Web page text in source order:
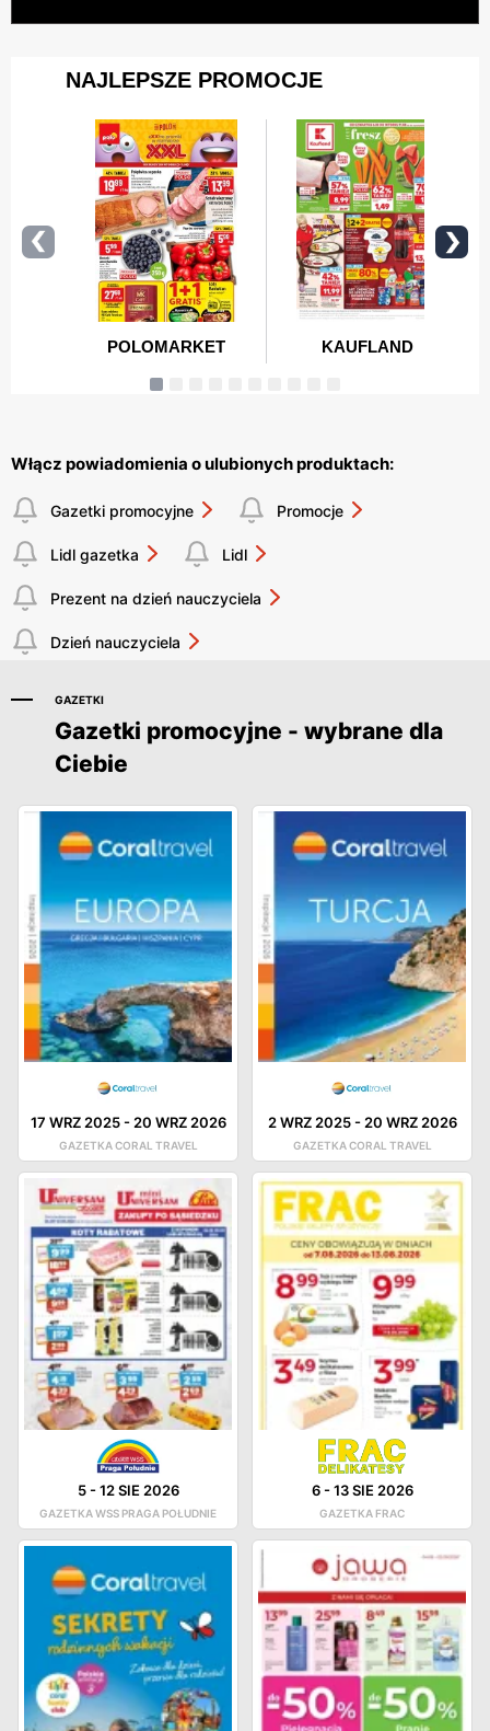
Włącz powiadomienia o ulubionych produktach:
Gazetki promocyjne Promocje
Lidl gazetka Lidl
Prezent na dzień nauczyciela
Dzień nauczyciela
GAZETKI
Gazetki promocyjne - wybrane dla
Ciebie
17 WRZ 2025-20 WRZ 2026
GAZETKA CORAL TRAVEL
2 WRZ 2025-20 WRZ 2026
GAZETKA CORAL TRAVEL
5-12 SIE 2026
GAZETKA WSS PRAGA POŁUDNIE
6-13 SIE 2026
GAZETKA FRAC